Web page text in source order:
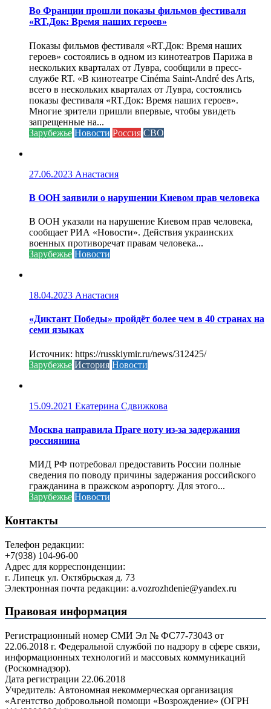
Во Франции прошли показы фильмов фестиваля
«RT.Док: Время наших героев»
Показы фильмов фестиваля «RT.Док: Время наших
героев» состоялись в одном из кинотеатров Парижа в
нескольких кварталах от Лувра, сообщили в пресс-
службе RT. «В кинотеатре Cinéma Saint-André des Arts,
всего в нескольких кварталах от Лувра, состоялись
показы фестиваля «RT.Док: Время наших героев».
Многие зрители пришли впервые, чтобы увидеть
запрещенные на...
Зарубежье Новости Россия СВО
27.06.2023 Анастасия
В ООН заявили о нарушении Киевом прав человека
В ООН указали на нарушение Киевом прав человека,
сообщает РИА «Новости». Действия украинских
военных противоречат правам человека...
Зарубежье Новости
18.04.2023 Анастасия
«Диктант Победы» пройдёт более чем в 40 странах на
семи языках
Источник: https://russkiymir.ru/news/312425/
Зарубежье История Новости
15.09.2021 Екатерина Сдвижкова
Москва направила Праге ноту из-за задержания
россиянина
МИД РФ потребовал предоставить России полные
сведения по поводу причины задержания российского
гражданина в пражском аэропорту. Для этого...
Зарубежье Новости
Контакты
Телефон редакции:
+7(938) 104-96-00
Адрес для корреспонденции:
г. Липецк ул. Октябрьская д. 73
Электронная почта редакции: a.vozrozhdenie@yandex.ru
Правовая информация
Регистрационный номер СМИ Эл № ФС77-73043 от
22.06.2018 г. Федеральной службой по надзору в сфере связи,
информационных технологий и массовых коммуникаций
(Роскомнадзор).
Дата регистрации 22.06.2018
Учредитель: Автономная некоммерческая организация
«Агентство добровольной помощи «Возрождение» (ОГРН